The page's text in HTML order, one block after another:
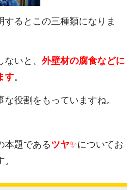
するとこの三種類になりま
ないと、外壁材の腐食などに
す。
役割をもっていますね。
本題であるツヤ✨についてお